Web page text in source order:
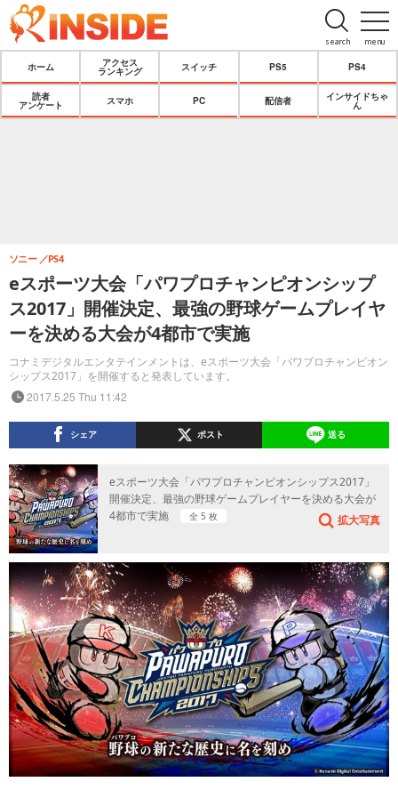
menu
search
ホーム
アクセス
ランキング
スイッチ PS5 PS4
読者
アンケート
スマホ PC 配信者
インサイドちゃ
ん
eスポーツ大会「パワプロチャンピオンシップ
ス2017」開催決定、最強の野球ゲームプレイヤ
ーを決める大会が4都市で実施
コナミデジタルエンタテインメントは、eスポーツ大会「パワプロチャンピオン
シップス2017」を開催すると発表しています。
ソニー PS4
2017.5.25 Thu 11:42
シェア ポスト 送る
eスポーツ大会「パワプロチャンピオンシップス2017」
開催決定、最強の野球ゲームプレイヤーを決める大会が
4都市で実施
全 5 枚 拡大写真